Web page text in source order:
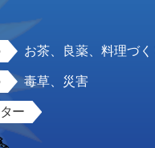
お茶、良薬、料理づく
毒草、災害
ー